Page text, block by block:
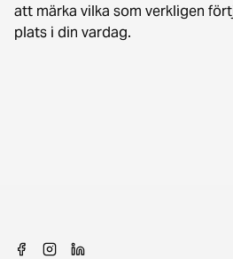
att märka vilka som verkligen
plats i din vardag.